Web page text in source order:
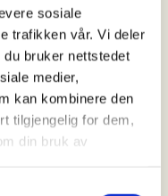
sosiale
trafikken vår. Vi deler
bruker nettstedet
medier,
kan kombinere den
tilgjengelig for dem,
din bruk av
området
til den
eller